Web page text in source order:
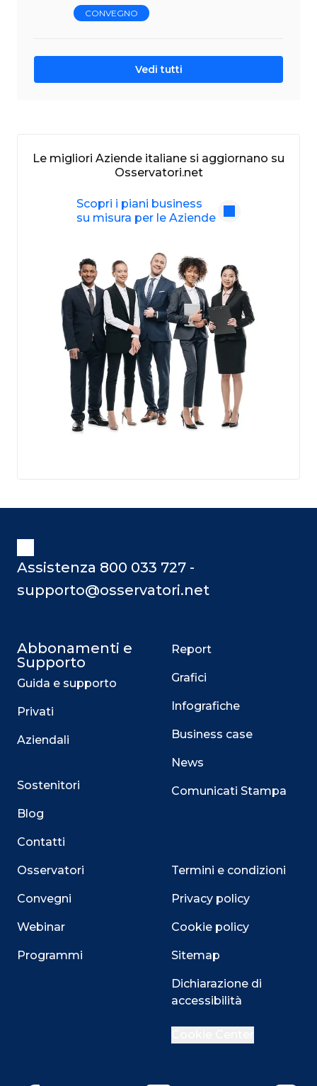
CONVEGNO
Vedi tutti
Le migliori Aziende italiane si aggiornano su
Osservatori.net
Scopri i piani business
su misura per le Aziende
Assistenza 800 033 727 -
supporto@osservatori.net
Abbonamenti e
Supporto
Guida e supporto
Privati
Aziendali
Sostenitori
Blog
Contatti
Osservatori
Convegni
Webinar
Programmi
Report
Grafici
Infografiche
Business case
News
Comunicati Stampa
Termini e condizioni
Privacy policy
Cookie policy
Sitemap
Dichiarazione di
accessibilità